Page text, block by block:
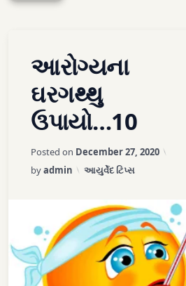
આરોગ્યના
ઘરગથ્થુ
ઉપાયો…10
Posted on December 27, 2020
byadmin Categories:
આયુર્વેદ ટિપ્સ
કરિયાતુનો ઉકાળો
ગાયના દૂધમાં ગળો
જવર
જીર્ણજવર
ઝેરમાં ઘી સાથે શિરીષ
ટાલ